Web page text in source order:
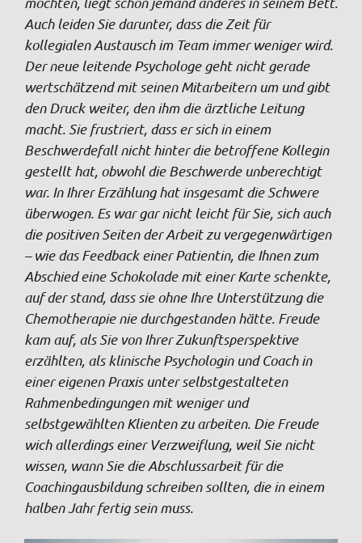
Auch leiden Sie darunter, dass die Zeit für
kollegialen Austausch im Team immer weniger wird.
Der neue leitende Psychologe geht nicht gerade
wertschätzend mit seinen Mitarbeitern um und gibt
den Druck weiter, den ihm die ärztliche Leitung
macht. Sie frustriert, dass er sich in einem
Beschwerdefall nicht hinter die betroffene Kollegin
gestellt hat, obwohl die Beschwerde unberechtigt
war. In Ihrer Erzählung hat insgesamt die Schwere
überwogen. Es war gar nicht leicht für Sie, sich auch
die positiven Seiten der Arbeit zu vergegenwärtigen
– wie das Feedback einer Patientin, die Ihnen zum
Abschied eine Schokolade mit einer Karte schenkte,
auf der stand, dass sie ohne Ihre Unterstützung die
Chemotherapie nie durchgestanden hätte. Freude
kam auf, als Sie von Ihrer Zukunftsperspektive
erzählten, als klinische Psychologin und Coach in
einer eigenen Praxis unter selbstgestalteten
Rahmenbedingungen mit weniger und
selbstgewählten Klienten zu arbeiten. Die Freude
wich allerdings einer Verzweiflung, weil Sie nicht
wissen, wann Sie die Abschlussarbeit für die
Coachingausbildung schreiben sollten, die in einem
halben Jahr fertig sein muss.